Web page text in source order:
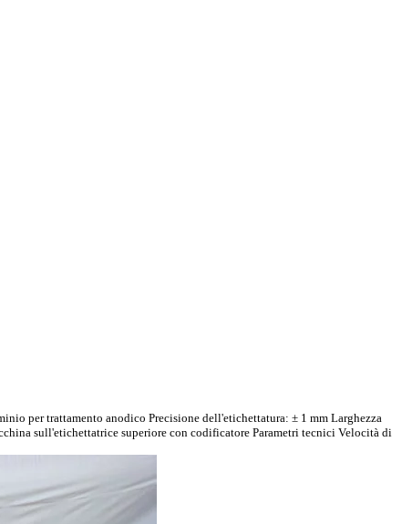
per trattamento anodico Precisione dell'etichettatura: ± 1 mm Larghezza
sull'etichettatrice superiore con codificatore Parametri tecnici Velocità di